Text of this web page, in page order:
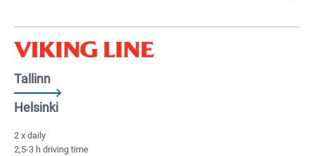
Tallinn
Helsinki
2 x daily
2,5-3 h driving time